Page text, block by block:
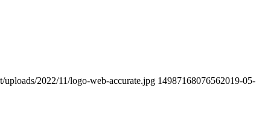
2022/11/logo-web-accurate.jpg 14987168076562019-05-